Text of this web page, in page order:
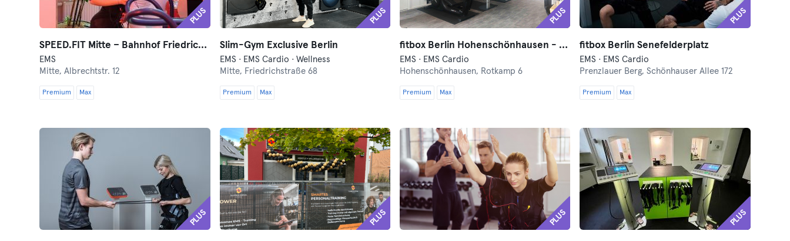
PLUS
SPEED.FIT Mitte – Bahnhof Friedrichstraße
EMS
Mitte,Albrechtstr. 12
Premium Max
PLUS
Slim-Gym Exclusive Berlin
EMS · EMS Cardio · Wellness
Mitte, Friedrichstraße 68
Premium Max
PLUS
fitbox Berlin Hohenschönhausen - EMS
EMS · EMS Cardio
Hohenschönhausen, Rotkamp 6
Premium Max
PLUS
fitbox Berlin Senefelderplatz
EMS · EMS Cardio
Prenzlauer Berg,Schönhauser Allee 172
Premium Max
PLUS PLUS PLUS PLUS